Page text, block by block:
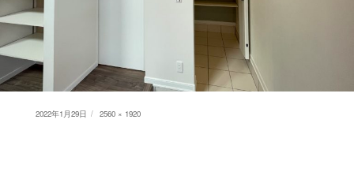
Posted
2022年1月29日
Full
2560 × 1920